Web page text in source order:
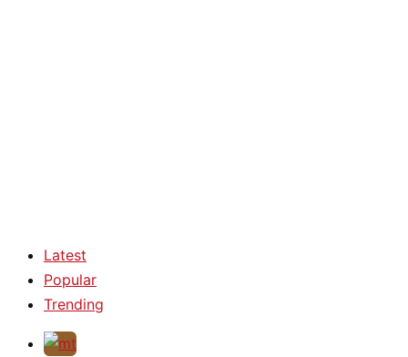
Latest
Popular
Trending